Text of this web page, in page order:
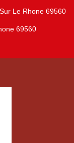
Le Rhone 69560
69560